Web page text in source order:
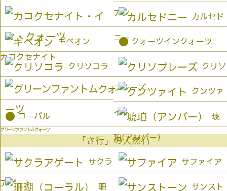
アン
カコクセナイト
カルセド
ニー
ギベオン ● クォーツインクォーツ
クリソコラ クリソ
プレーズ
グリーンファントムクォーツ
クンツァ
イト
● コーパル 琥
珀(アンバー）
「さ行」の天然石
サクラ
アゲート
サファイア
珊 サンスト